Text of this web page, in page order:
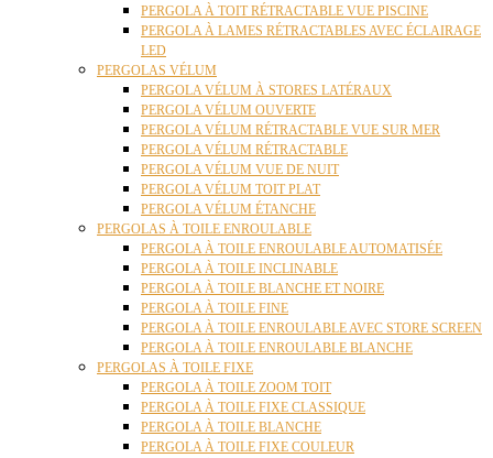
PERGOLA À TOIT RÉTRACTABLE VUE PISCINE
PERGOLA À LAMES RÉTRACTABLES AVEC ÉCLAIRAGE
LED
PERGOLAS VÉLUM
PERGOLA VÉLUM À STORES LATÉRAUX
PERGOLA VÉLUM OUVERTE
PERGOLA VÉLUM RÉTRACTABLE VUE SUR MER
PERGOLA VÉLUM RÉTRACTABLE
PERGOLA VÉLUM VUE DE NUIT
PERGOLA VÉLUM TOIT PLAT
PERGOLA VÉLUM ÉTANCHE
PERGOLAS À TOILE ENROULABLE
PERGOLA À TOILE ENROULABLE AUTOMATISÉE
PERGOLA À TOILE INCLINABLE
PERGOLA À TOILE BLANCHE ET NOIRE
PERGOLA À TOILE FINE
PERGOLA À TOILE ENROULABLE AVEC STORE SCREEN
PERGOLA À TOILE ENROULABLE BLANCHE
PERGOLAS À TOILE FIXE
PERGOLA À TOILE ZOOM TOIT
PERGOLA À TOILE FIXE CLASSIQUE
PERGOLA À TOILE BLANCHE
PERGOLA À TOILE FIXE COULEUR